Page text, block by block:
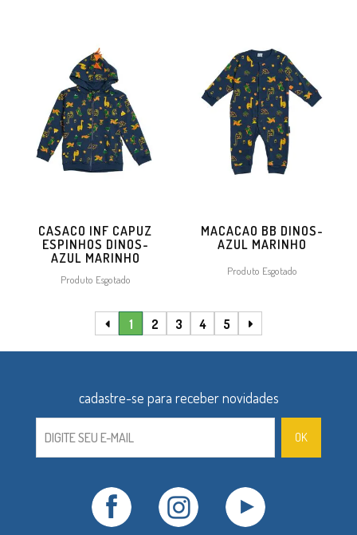
CASACO INF CAPUZ
ESPINHOS DINOS-
AZUL MARINHO
Produto Esgotado
MACACAO BB DINOS-
AZUL MARINHO
Produto Esgotado
1 2 3 4 5